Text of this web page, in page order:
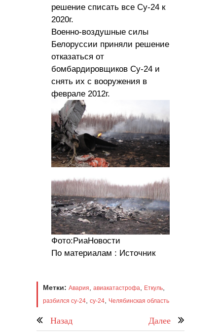
решение списать все Су-24 к
2020г.
Военно-воздушные силы
Белоруссии приняли решение
отказаться от
бомбардировщиков Су-24 и
снять их с вооружения в
феврале 2012г.
Фото:РиаНовости
По материалам : Источник
Метки: Авария авиакатастрофа Еткуль
разбился су-24 су-24 Челябинская область
Назад Далее